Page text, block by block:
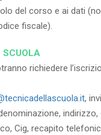
del corso e ai dati
fiscale).
SCUOLA
richiedere
,
Cig, recapito